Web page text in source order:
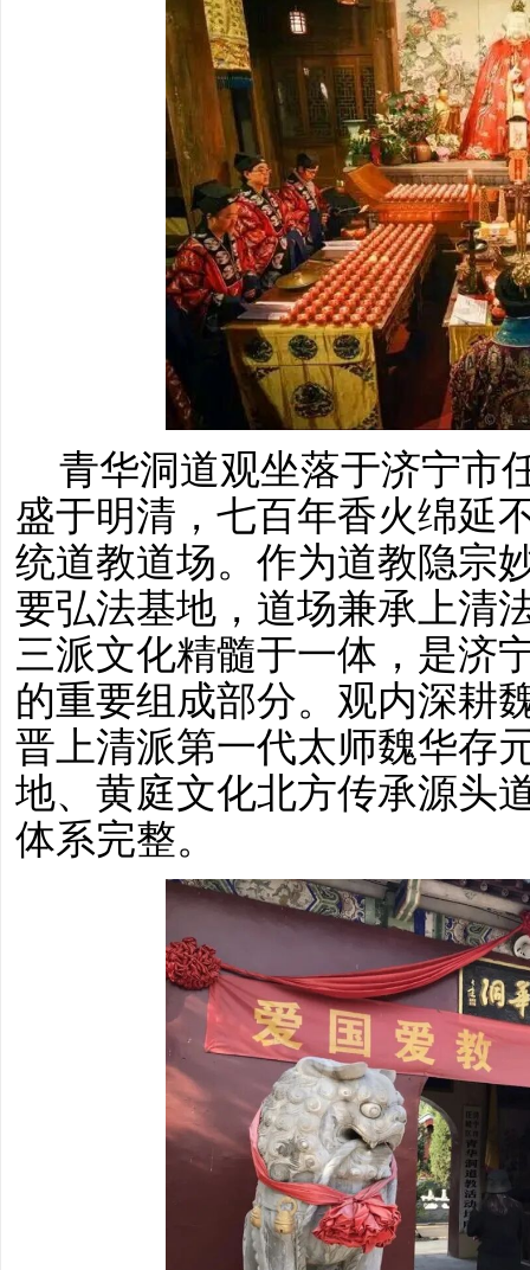
青华洞道观坐落于济宁市
盛于明清，七百年香火绵延
统道教道场。作为道教隐宗
要弘法基地，道场兼承上清
三派文化精髓于一体，是济
的重要组成部分。观内深耕
晋上清派第一代太师魏华存
地、黄庭文化北方传承源头
体系完整。